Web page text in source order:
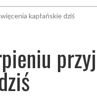
kapłańskie dziś